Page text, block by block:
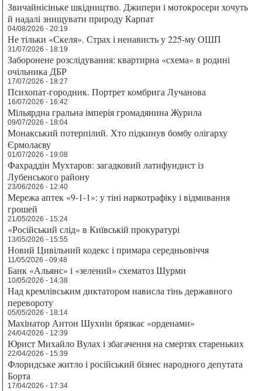
Звичайнісіньке шкідництво. Джипери і мотокросери хочуть
й надалі знищувати природу Карпат
04/08/2026 - 20:19
Не тільки «Скеля». Страх і ненависть у 225-му ОШП
31/07/2026 - 18:19
Заборонене розслідування: квартирна «схема» в родині
очільника ДБР
17/07/2026 - 18:27
Психопат-городник. Портрет комбрига Лучанова
16/07/2026 - 16:42
Мільярдна гральна імперія громадянина Журила
09/07/2026 - 18:04
Монакський потерпілий. Хто підкинув бомбу олігарху
Єрмолаєву
01/07/2026 - 19:08
Фахраддін Мухтаров: загадковий латифундист із
Лубенського району
23/06/2026 - 12:40
Мережа аптек «9-1-1»: у тіні наркотрафіку і відмивання
грошей
21/05/2026 - 15:24
«Російський слід» в Київській прокуратурі
13/05/2026 - 15:55
Новий Цивільний кодекс і примара середньовіччя
11/05/2026 - 09:48
Банк «Альянс» і «зелений» схематоз Шурми
10/05/2026 - 14:38
Над кремлівським диктатором нависла тінь державного
перевороту
05/05/2026 - 18:14
Махінатор Антон Шухнін брязкає «орденами»
24/04/2026 - 12:39
Юрист Михайло Вулах і збагачення на смертях стареньких
22/04/2026 - 15:39
Флоридське житло і російський бізнес народного депутата
Борта
17/04/2026 - 17:34